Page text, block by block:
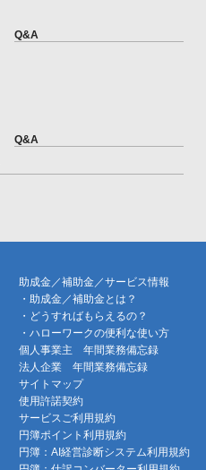
Q&A
Q&A
助成金／補助金／サービス情報
・助成金／補助金とは？
・どうすればもらえるの？
・ハローワークの便利な使い方
個人事業主 年間業務備忘録
法人企業 年間業務備忘録
サイトマップ
使用許諾契約
サービスご利用規約
円簿ポイント利用規約
円簿：AI経営診断システム利用規約